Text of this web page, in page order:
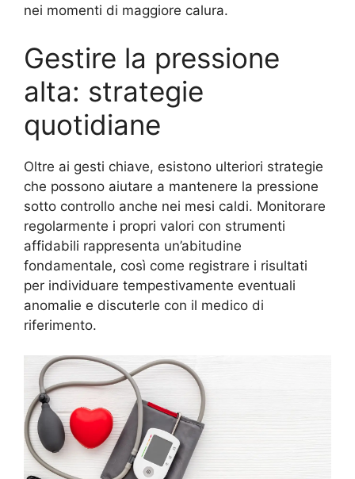
nei momenti di maggiore calura.
Gestire la pressione
alta: strategie
quotidiane
Oltre ai gesti chiave, esistono ulteriori strategie
che possono aiutare a mantenere la pressione
sotto controllo anche nei mesi caldi. Monitorare
regolarmente i propri valori con strumenti
affidabili rappresenta un’abitudine
fondamentale, così come registrare i risultati
per individuare tempestivamente eventuali
anomalie e discuterle con il medico di
riferimento.